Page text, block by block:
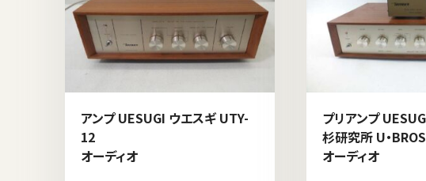
アンプ UESUGI ウエスギ UTY-
12
オーディオ
プリアンプ
杉研究所 U・
オーディオ